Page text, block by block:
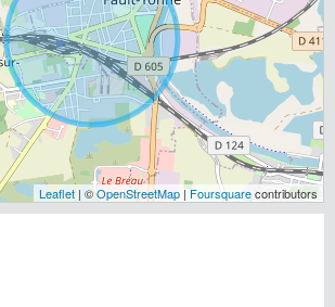
Leaflet | ©OpenStreetMap | Foursquarecontributors